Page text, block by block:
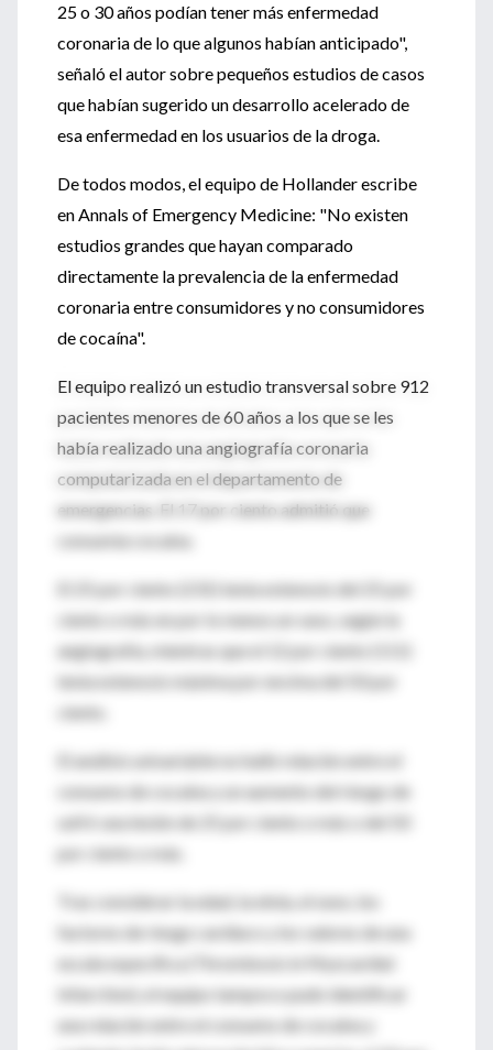
25 o 30 años podían tener más enfermedad
coronaria de lo que algunos habían anticipado",
señaló el autor sobre pequeños estudios de casos
que habían sugerido un desarrollo acelerado de
esa enfermedad en los usuarios de la droga.
De todos modos, el equipo de Hollander escribe
en Annals of Emergency Medicine: "No existen
estudios grandes que hayan comparado
directamente la prevalencia de la enfermedad
coronaria entre consumidores y no consumidores
de cocaína".
El equipo realizó un estudio transversal sobre 912
pacientes menores de 60 años a los que se les
había realizado una angiografía coronaria
computarizada en el departamento de
emergencias. El 17 por ciento admitió que
consumía cocaína.
El 25 por ciento (231) tenía estenosis del 25 por
ciento o más en por lo menos un vaso, según la
angiografía, mientras que el 12 por ciento (111)
tenía estenosis máxima por encima del 50 por
ciento.
El análisis univariable no halló relación entre el
consumo de cocaína y un aumento del riesgo de
sufrir una lesión de 25 por ciento o más o del 50
por ciento o más.
Tras considerar la edad, la etnia, el sexo, los
factores de riesgo cardíaco y los valores de una
escala específica (Thrombosis in Myocardial
Infarction), el equipo tampoco pudo identificar
una relación entre el consumo de cocaína y